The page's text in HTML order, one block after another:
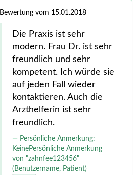
Bewertung vom 15.01.2018
Die Praxis ist sehr
modern. Frau Dr. ist sehr
freundlich und sehr
kompetent. Ich würde sie
auf jeden Fall wieder
kontaktieren. Auch die
Arzthelferin ist sehr
freundlich.
Persönliche Anmerkung:
KeinePersönliche Anmerkung
von "zahnfee123456"
(Benutzername, Patient)